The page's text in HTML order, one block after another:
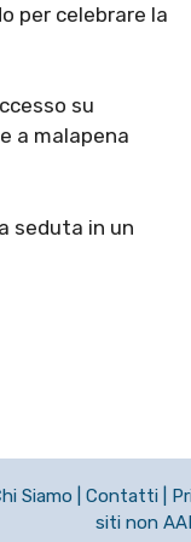
per celebrare la
su
a malapena
seduta in un
Siamo Contatti
siti non